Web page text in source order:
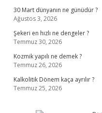
30 Mart dünyanın ne günüdür ?
Ağustos 3, 2026
Şekeri en hızlı ne dengeler ?
Temmuz 30, 2026
Kozmik yapılı ne demek ?
Temmuz 26, 2026
Kalkolitik Dönem kaça ayrılır ?
Temmuz 25, 2026